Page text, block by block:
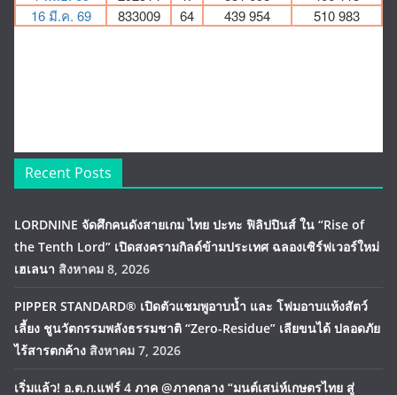
Recent Posts
LORDNINE จัดศึกคนดังสายเกม ไทย ปะทะ ฟิลิปปินส์ ใน “Rise of
the Tenth Lord” เปิดสงครามกิลด์ข้ามประเทศ ฉลองเซิร์ฟเวอร์ใหม่
เฮเลนา สิงหาคม 8, 2026
PIPPER STANDARD® เปิดตัวแชมพูอาบน้ำ และ โฟมอาบแห้งสัตว์
เลี้ยง ชูนวัตกรรมพลังธรรมชาติ “Zero-Residue” เลียขนได้ ปลอดภัย
ไร้สารตกค้าง สิงหาคม 7, 2026
เริ่มแล้ว! อ.ต.ก.แฟร์ 4 ภาค @ภาคกลาง “มนต์เสน่ห์เกษตรไทย สู่